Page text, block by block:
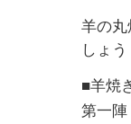
羊の
しょう
■羊焼
第一陣